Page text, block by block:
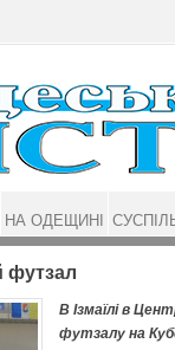
футзал
В Ізмаїлі в
футзалу на
НА ОДЕЩИНІ